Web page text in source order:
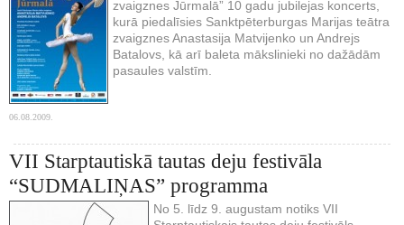
zvaigznes Jūrmalā” 10 gadu jubilejas koncerts,
kurā piedalīsies Sanktpēterburgas Marijas teātra
zvaigznes Anastasija Matvijenko un Andrejs
Batalovs, kā arī baleta mākslinieki no dažādām
pasaules valstīm.
06.08.2009.
VII Starptautiskā tautas deju festivāla
“SUDMALIŅAS” programma
No 5. līdz 9. augustam notiks VII